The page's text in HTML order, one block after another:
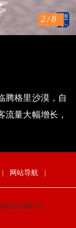
2/8
腾格里沙漠，自
流量大幅增长，
| 网站导航 |
号